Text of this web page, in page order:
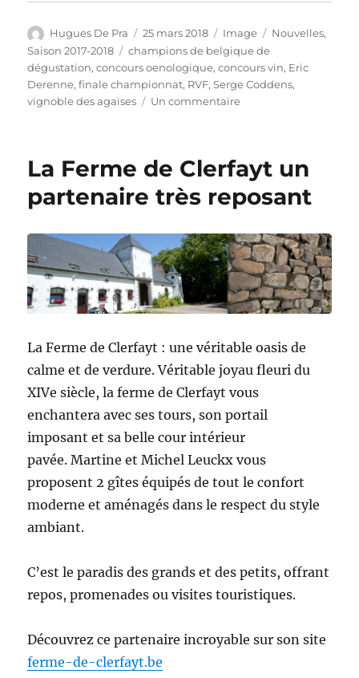
Auteur
Hugues De Pra
Publié
le
25 mars 2018 Format
Image Catégories
Nouvelles,
Saison 2017-2018
Étiquettes
champions de belgique de
dégustation,concours oenologique,concours vin, Eric
Derenne,finale championnat, RVF,Serge Coddens,
vignoble des agaises
Un commentairesur
de
Belgique
sont
La Ferme de Clerfayt un
partenaire très reposant
La Ferme de Clerfayt : une véritable oasis de
calme et de verdure. Véritable joyau fleuri du
XIVe siècle, la ferme de Clerfayt vous
enchantera avec ses tours, son portail
imposant et sa belle cour intérieur
pavée. Martine et Michel Leuckx vous
proposent 2 gîtes équipés de tout le confort
moderne et aménagés dans le respect du style
ambiant.
C’est le paradis des grands et des petits, offrant
repos, promenades ou visites touristiques.
Découvrez ce partenaire incroyable sur son site
ferme-de-clerfayt.be